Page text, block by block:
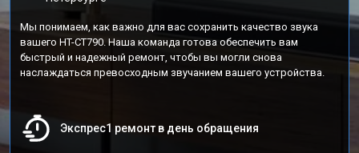
Мы понимаем, как важно для вас сохранить качество звука
вашего HT-CT790. Наша команда готова обеспечить вам
быстрый и надежный ремонт, чтобы вы могли снова
наслаждаться превосходным звучанием вашего устройства.
Экспрес1 ремонт в день обращения